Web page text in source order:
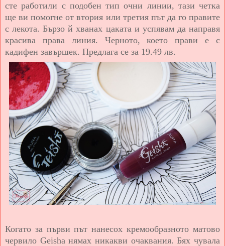
сте работили с подобен тип очни линии, тази четка
ще ви помогне от втория или третия път да го правите
с лекота. Бързо й хванах цаката и успявам да направя
красива права линия. Черното, което прави е с
кадифен завършек. Предлага се за 19.49 лв.
Когато за първи път нанесох кремообразното матово
червило Geisha нямах никакви очаквания. Бях чувала